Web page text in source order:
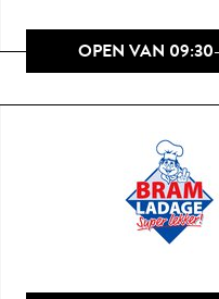
OPEN VAN